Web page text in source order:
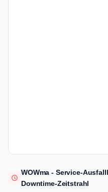
WOWma - Service-
Downtime-Zeitstrahl